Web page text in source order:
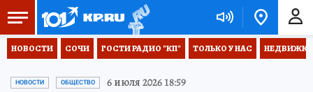
НОВОСТИ СОЧИ ГОСТИ РАДИО "КП" ТОЛЬКО У НАС НЕДВИЖКА
НОВОСТИ ОБЩЕСТВО 6 июля 2026 18:59